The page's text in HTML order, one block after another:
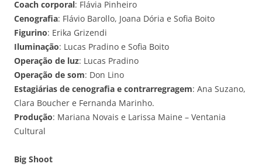
Coach corporal: Flávia Pinheiro
Cenografia: Flávio Barollo, Joana Dória e Sofia Boito
Figurino: Erika Grizendi
Iluminação: Lucas Pradino e Sofia Boito
Operação de luz: Lucas Pradino
Operação de som: Don Lino
Estagiárias de cenografia e contrarregragem: Ana Suzano,
Clara Boucher e Fernanda Marinho.
Produção: Mariana Novais e Larissa Maine – Ventania
Cultural
Big Shoot